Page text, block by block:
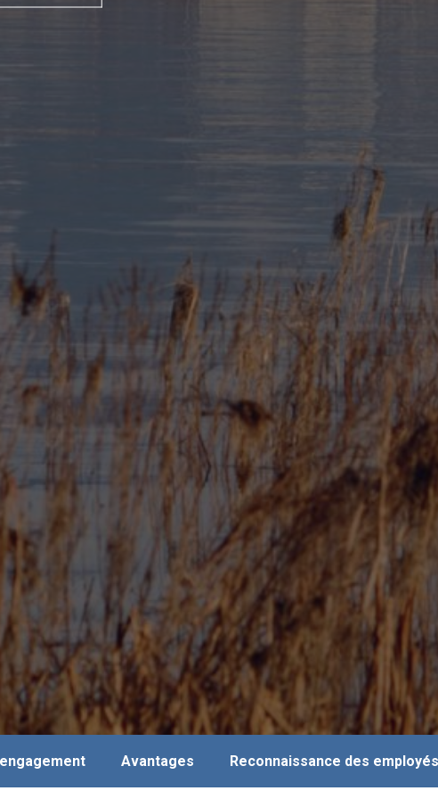
Avantages Reconnaissance des employés